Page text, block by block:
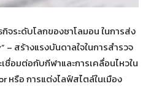
ระดับโลกของซาโลมอน ในการส่ง
สร้างแรงบันดาลใจในการสำรวจ
ชื่อมต่อกับกีฬาและการเคลื่อนไหวใน
หรือ การแต่งไลฟ์สไตล์ในเมือง